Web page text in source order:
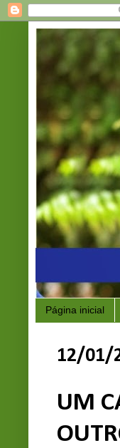
Página inicial
12/01/
UM